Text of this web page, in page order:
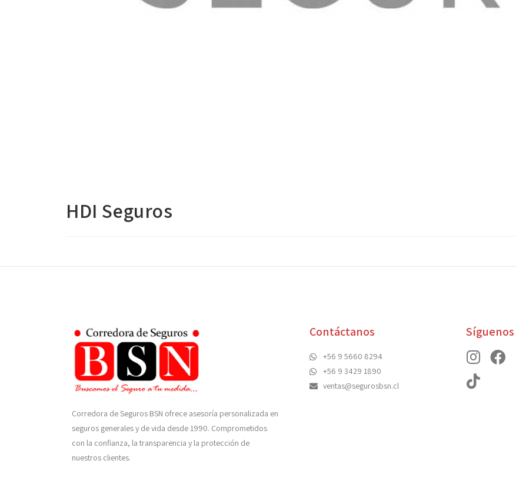
HDI Seguros
Corredora de Seguros BSN ofrece asesoría personalizada en
seguros generales y de vida desde 1990. Comprometidos
con la confianza, la transparencia y la protección de
nuestros clientes.
Contáctanos
+56 9 5660 8294
+56 9 3429 1890
ventas@segurosbsn.cl
Síguenos